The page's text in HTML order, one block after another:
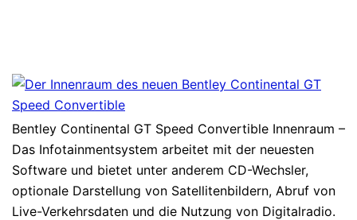
Bentley Continental GT Speed Convertible Innenraum –
Das Infotainmentsystem arbeitet mit der neuesten
Software und bietet unter anderem CD-Wechsler,
optionale Darstellung von Satellitenbildern, Abruf von
Live-Verkehrsdaten und die Nutzung von Digitalradio.